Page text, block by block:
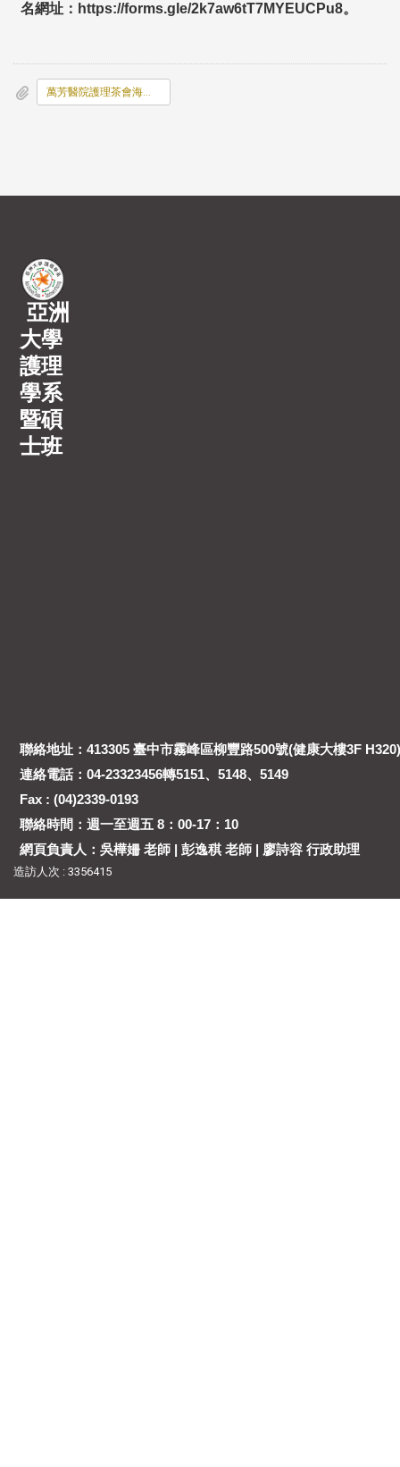
名網址：https://forms.gle/2k7aw6tT7MYEUCPu8。
萬芳醫院護理茶會海報.jpg
亞洲
大學
護理
學系
暨碩
士班
聯絡地址：413305 臺中市霧峰區柳豐路500號(健康大樓3F H320)
連絡電話：04-23323456轉5151、5148、5149
Fax : (04)2339-0193
聯絡時間：週一至週五 8：00-17：10
網頁負責人：吳樺姍 老師 | 彭逸稘 老師 | 廖詩容 行政助理
造訪人次 : 3356415